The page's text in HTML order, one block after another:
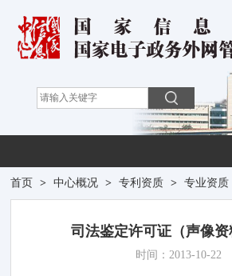
首页 > 中心概况 > 专利资质 > 专业资质
司法鉴定许可证（声像资
时间：2013-10-22